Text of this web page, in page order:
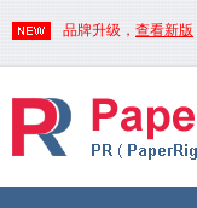
品牌升级， 查看新版